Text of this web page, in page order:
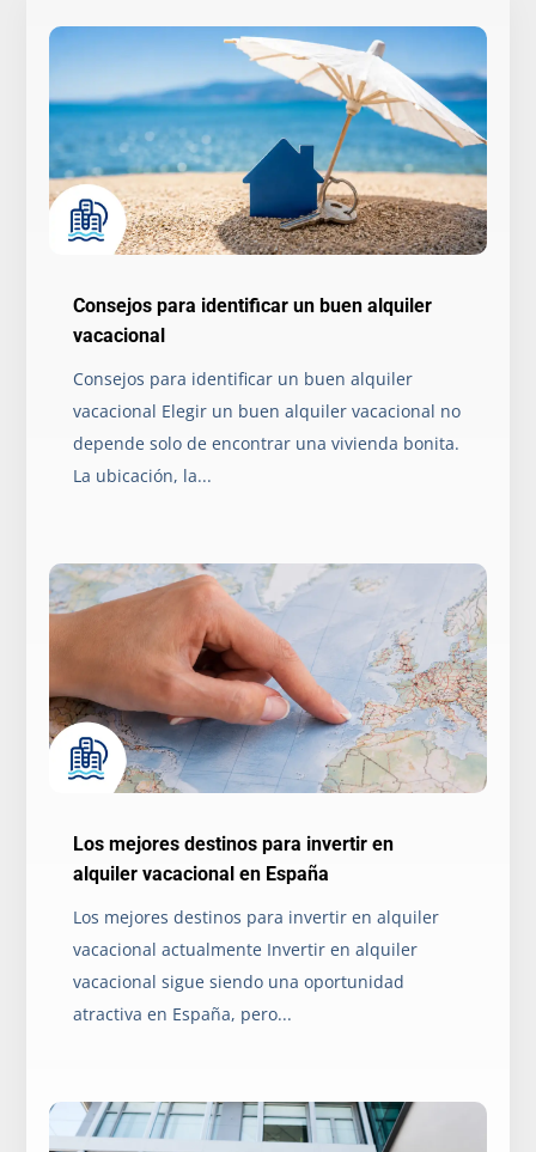
Consejos para identificar un buen alquiler
vacacional
Consejos para identificar un buen alquiler
vacacional Elegir un buen alquiler vacacional no
depende solo de encontrar una vivienda bonita.
La ubicación, la...
Los mejores destinos para invertir en
alquiler vacacional en España
Los mejores destinos para invertir en alquiler
vacacional actualmente Invertir en alquiler
vacacional sigue siendo una oportunidad
atractiva en España, pero...